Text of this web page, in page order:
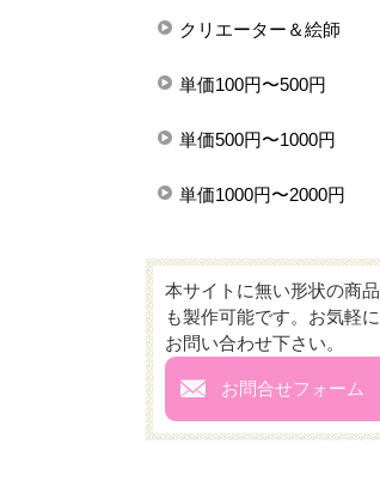
クリエーター＆絵師
単価100円〜500円
単価500円〜1000円
単価1000円〜2000円
本サイトに無い形状の商品
も製作可能です。お気軽に
お問い合わせ下さい。
mail お問合せフォーム